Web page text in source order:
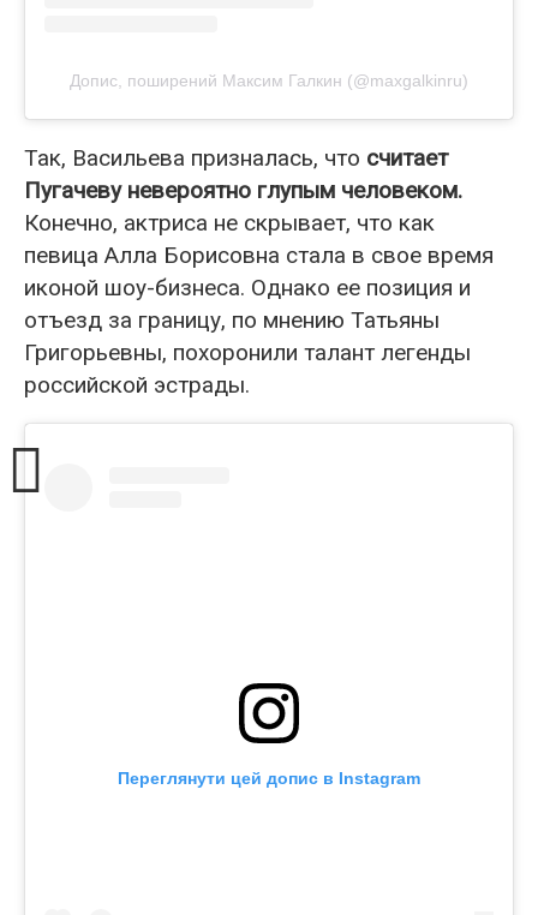
Допис, поширений Максим Галкин (@maxgalkinru)
Так, Васильева призналась, что считает
Пугачеву невероятно глупым человеком.
Конечно, актриса не скрывает, что как
певица Алла Борисовна стала в свое время
иконой шоу-бизнеса. Однако ее позиция и
отъезд за границу, по мнению Татьяны
Григорьевны, похоронили талант легенды
российской эстрады.
Переглянути цей допис в Instagram